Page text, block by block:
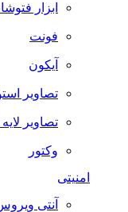
ابزار فتوشاپ
فونت
آیکون
تصاویر استوک
تصاویر لایه باز
وکتور
امنیتی
آنتی ویروس